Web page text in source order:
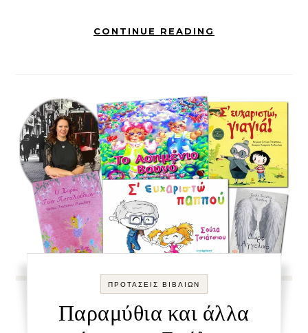
CONTINUE READING
ΠΡΟΤΑΣΕΙΣ ΒΙΒΛΙΩΝ
Παραμύθια και άλλα